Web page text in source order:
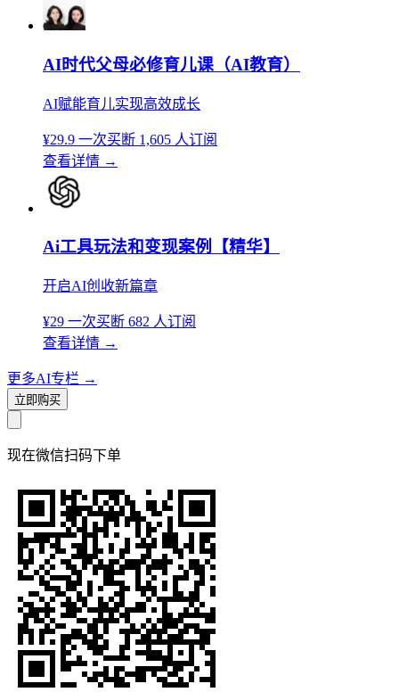
AI时代父母必修育儿课（AI教育）
AI赋能育儿实现高效成长
¥29.9 一次买断 1,605 人订阅
查看详情 →
Ai工具玩法和变现案例【精华】
开启AI创收新篇章
¥29 一次买断 682 人订阅
查看详情 →
更多AI专栏 →
立即购买
现在微信扫码下单